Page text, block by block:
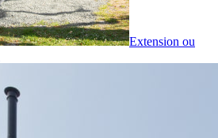
Extension ou